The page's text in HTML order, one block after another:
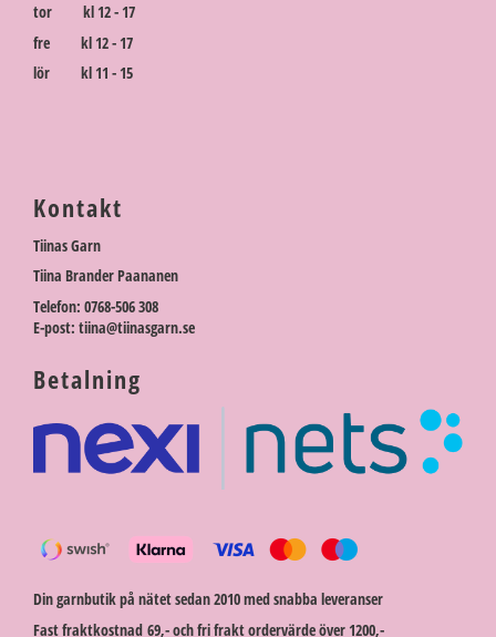
tor kl 12 - 17
fre kl 12 - 17
lör kl 11 - 15
Kontakt
Tiinas Garn
Tiina Brander Paananen
Telefon: 0768-506 308
E-post: tiina@tiinasgarn.se
Betalning
Din garnbutik på nätet sedan 2010 med snabba leveranser
Fast fraktkostnad 69,- och fri frakt ordervärde över 1200,-